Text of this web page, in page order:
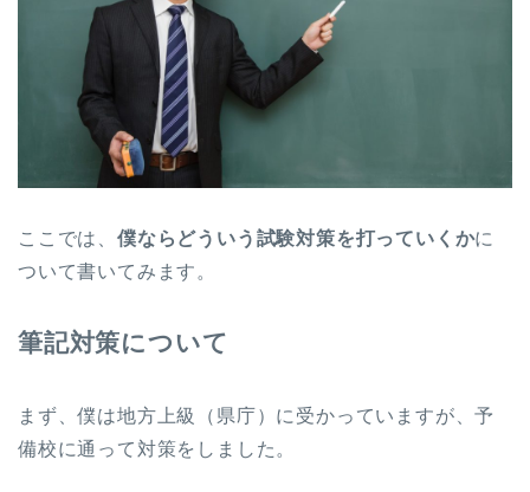
ここでは、 僕ならどういう試験対策を打っていくかに
ついて書いてみます。
筆記対策について
まず、僕は地方上級（県庁）に受かっていますが、予
備校に通って対策をしました。